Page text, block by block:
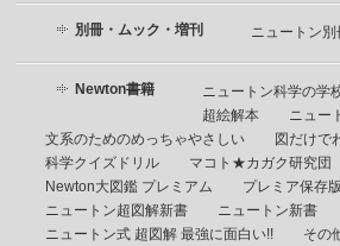
別冊・ムック・増刊 ニュートン別
Newton書籍 ニュートン科学の学
超絵解本
ニュー
文系のためのめっちゃやさしい
図だけで
科学クイズドリル
マコト★カガク研究団
Newton大図鑑 プレミアム
プレミア保存
ニュートン超図解新書
ニュートン新書
ニュートン式 超図解 最強に面白い!!
その